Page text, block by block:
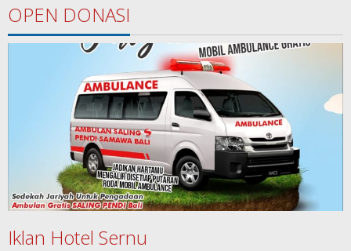
OPEN DONASI
Iklan Hotel Sernu